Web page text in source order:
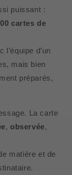
puissant :
cartes de
d’un
mais bien
préparés,
La carte
,observée,
matière et de